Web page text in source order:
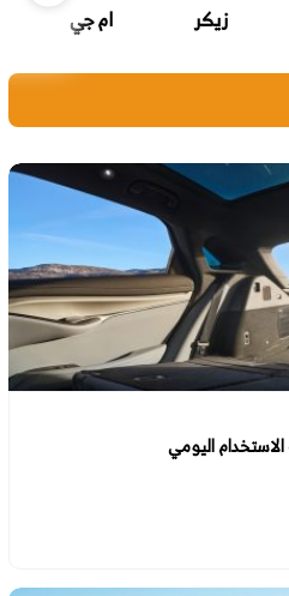
زيكر ام جي